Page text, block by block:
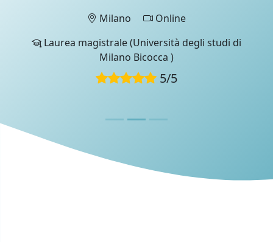
Milano
Online
Milano Bicocca )
5/5
team di UniProf durante un colloquio di verifica.